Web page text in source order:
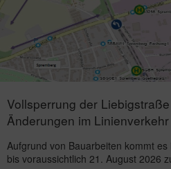
Vollsperrung der
Änderungen im Linienverkehr
Aufgrund von Bauarbeiten kommt
bis voraussichtlich 21. August 2026